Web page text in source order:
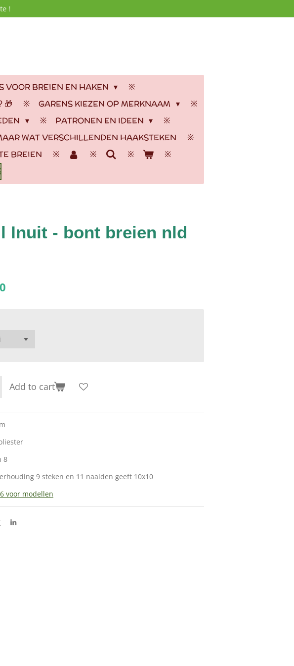
!
VOOR BREIEN EN HAKEN
🎁
GARENS KIEZEN OP MERKNAAM
PATRONEN EN IDEEN
WAT VERSCHILLENDEN HAAKSTEKEN
BREIEN
Inuit - bont breien nld
Add to cart
8
9 steken en 11 naalden geeft 10x10
voor modellen
S